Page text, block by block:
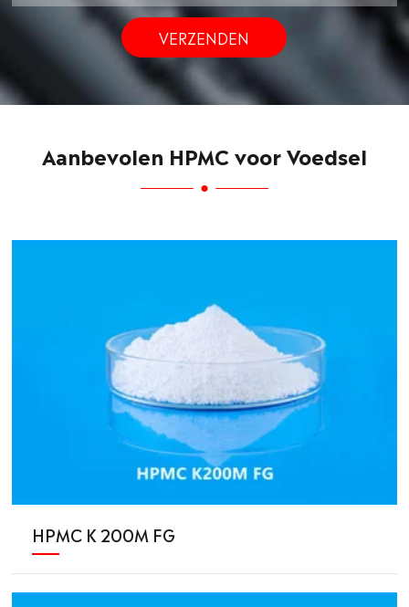
VERZENDEN
Aanbevolen HPMC voor Voedsel
HPMC K 200M FG